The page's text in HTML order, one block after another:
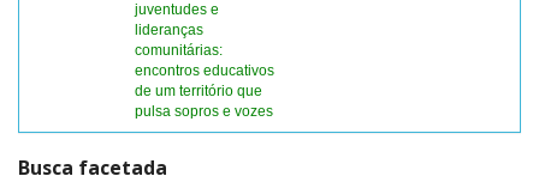
juventudes e
lideranças
comunitárias:
encontros educativos
de um território que
pulsa sopros e vozes
Busca facetada